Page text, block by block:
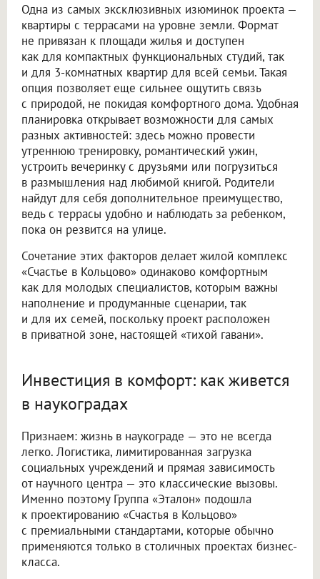
Одна из самых эксклюзивных изюминок проекта —
квартиры с террасами на уровне земли. Формат
не привязан к площади жилья и доступен
как для компактных функциональных студий, так
и для 3-комнатных квартир для всей семьи. Такая
опция позволяет еще сильнее ощутить связь
с природой, не покидая комфортного дома. Удобная
планировка открывает возможности для самых
разных активностей: здесь можно провести
утреннюю тренировку, романтический ужин,
устроить вечеринку с друзьями или погрузиться
в размышления над любимой книгой. Родители
найдут для себя дополнительное преимущество,
ведь с террасы удобно и наблюдать за ребенком,
пока он резвится на улице.
Сочетание этих факторов делает жилой комплекс
«Счастье в Кольцово» одинаково комфортным
как для молодых специалистов, которым важны
наполнение и продуманные сценарии, так
и для их семей, поскольку проект расположен
в приватной зоне, настоящей «тихой гавани».
Инвестиция в комфорт: как живется
в наукоградах
Признаем: жизнь в наукограде — это не всегда
легко. Логистика, лимитированная загрузка
социальных учреждений и прямая зависимость
от научного центра — это классические вызовы.
Именно поэтому Группа «Эталон» подошла
к проектированию «Счастья в Кольцово»
с премиальными стандартами, которые обычно
применяются только в столичных проектах бизнес-
класса.